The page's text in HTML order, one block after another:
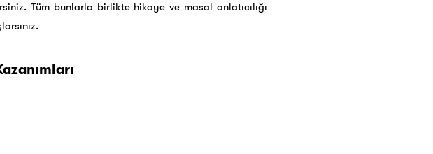
Tüm bunlarla birlikte hikaye ve masal anlatıcılığı